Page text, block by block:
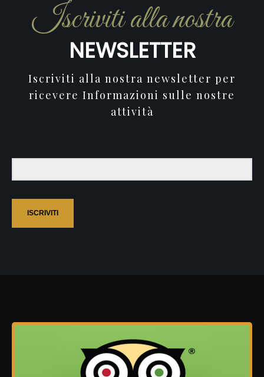
Iscriviti alla nostra
NEWSLETTER
Iscriviti alla nostra newsletter per
ricevere Informazioni sulle nostre
attività
ISCRIVITI